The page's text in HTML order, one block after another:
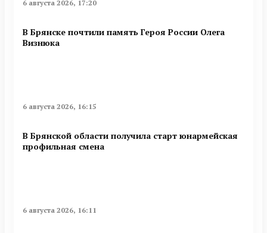
6 августа 2026, 17:20
В Брянске почтили память Героя России Олега
Визнюка
6 августа 2026, 16:15
В Брянской области получила старт юнармейская
профильная смена
6 августа 2026, 16:11